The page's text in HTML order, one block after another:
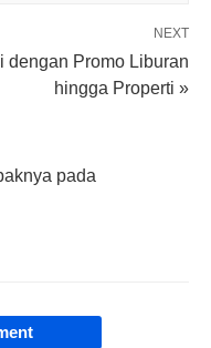
NEXT
dengan Promo Liburan
hingga Properti »
pada